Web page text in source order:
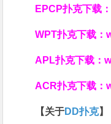
EPCP扑克下载
WPT扑克下载：
APL扑克下载：
ACR扑克下载：
【关于DD扑克】